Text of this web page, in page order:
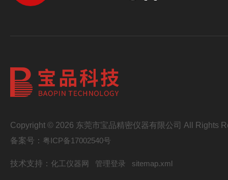
Copyright © 2026 东莞市宝品精密仪器有限公司 All Rights
备案号： 粤ICP备17002540号
技术支持： 化工仪器网 管理登录 sitemap.xml